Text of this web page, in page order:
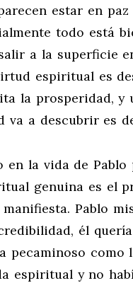
estar en
todo está
a la superficie
espiritual es
la prosperidad, y
va a descubrir es
en la vida de
genuina es el
Pablo
él
pecaminoso como
espiritual y no